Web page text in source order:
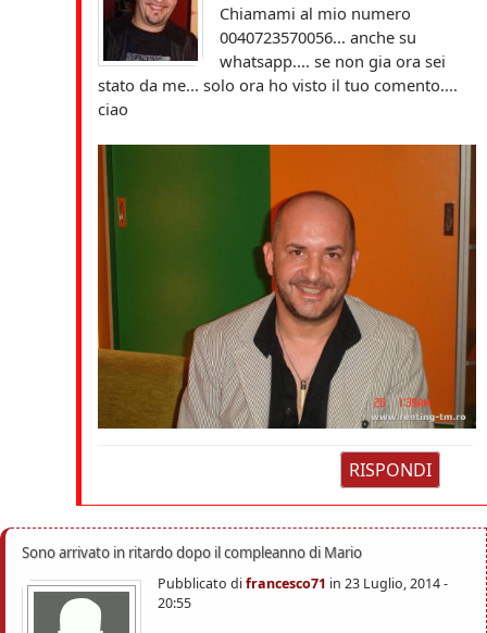
Chiamami al mio numero
0040723570056... anche su
whatsapp.... se non gia ora sei
stato da me... solo ora ho visto il tuo comento....
ciao
RISPONDI
Sono arrivato in ritardo dopo il compleanno di Mario
Pubblicato difrancesco71 in 23 Luglio, 2014 -
20:55